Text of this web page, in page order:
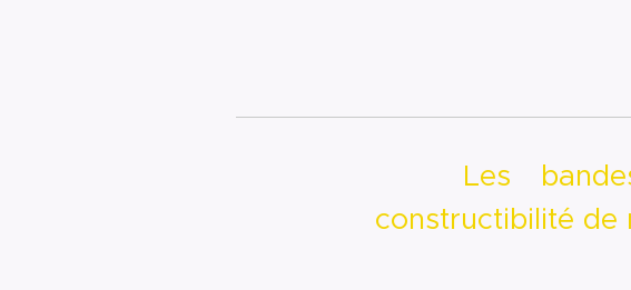
▶ Les
constructibilité de